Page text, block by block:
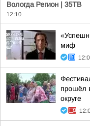
Вологда Регион | 35ТВ
12:10
миф
прошёл
округе